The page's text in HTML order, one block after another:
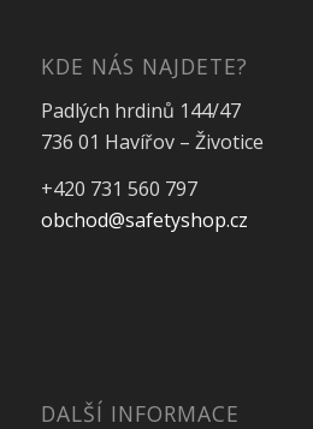
KDE NÁS NAJDETE?
Padlých hrdinů 144/47
736 01 Havířov – Životice
+420 731 560 797
obchod@safetyshop.cz
DALŠÍ INFORMACE